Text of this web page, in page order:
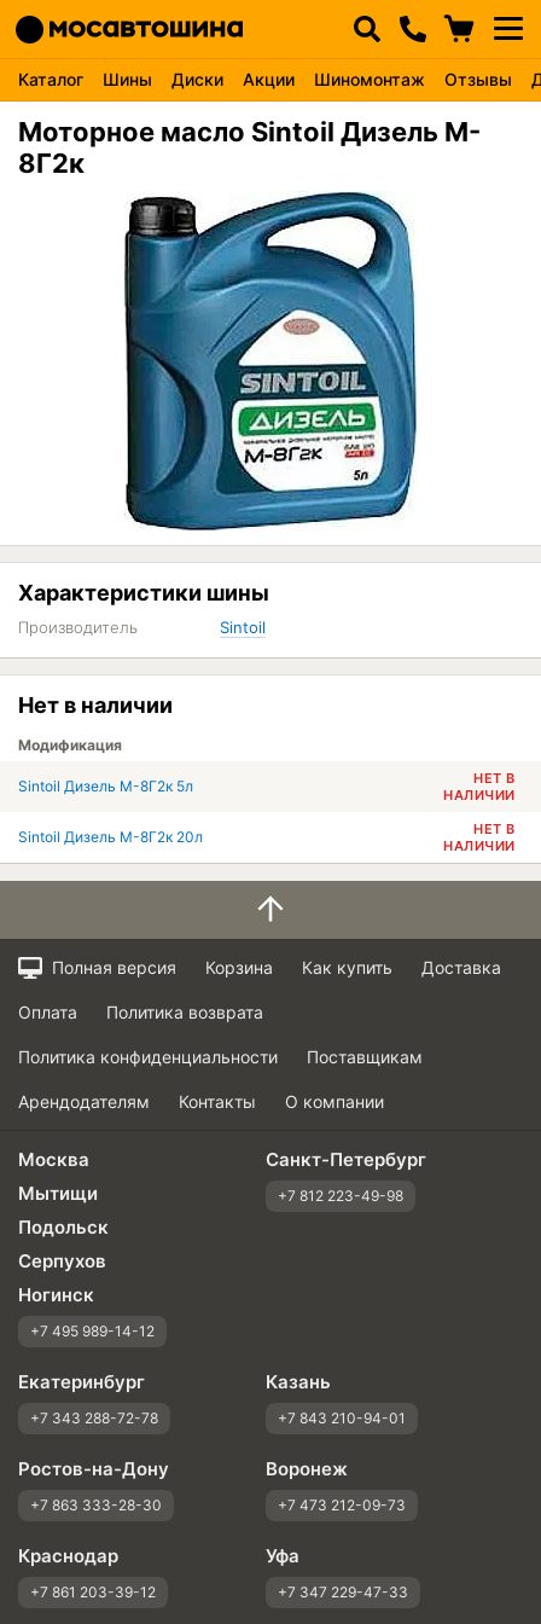
Каталог Шины Диски Акции Шиномонтаж Отзывы
Моторное масло Sintoil Дизель M-
8Г2к
Характеристики шины
Производитель Sintoil
Нет в наличии
Модификация
Sintoil Дизель M-8Г2к 5л
НЕТ В
НАЛИЧИИ
Sintoil Дизель M-8Г2к 20л
НЕТ В
НАЛИЧИИ
Полная версия Корзина Как купить Доставка
Оплата Политика возврата
Политика конфиденциальности Поставщикам
Арендодателям Контакты О компании
Москва
Мытищи
Подольск
Серпухов
Ногинск
+7 495 989-14-12
Санкт-Петербург
+7 812 223-49-98
Екатеринбург
+7 343 288-72-78
Казань
+7 843 210-94-01
Ростов-на-Дону
+7 863 333-28-30
Воронеж
+7 473 212-09-73
Краснодар
+7 861 203-39-12
Уфа
+7 347 229-47-33